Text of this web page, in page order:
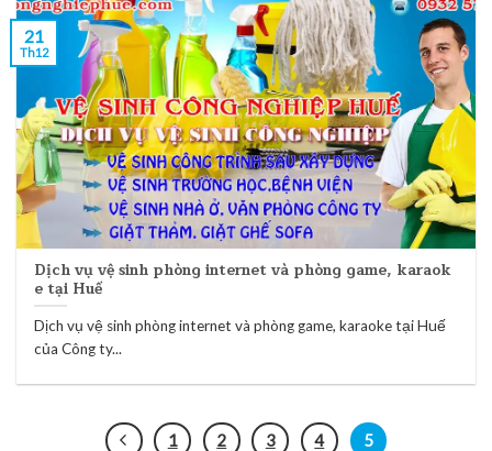
Dịch vụ vệ sinh phòng internet và phòng game, karaok
e tại Huế
Dịch vụ vệ sinh phòng internet và phòng game, karaoke tại Huế
của Công ty...
21
Th12
1 2 3 4 5